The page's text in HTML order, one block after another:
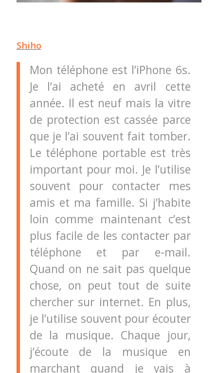
Shiho
Mon téléphone est l’iPhone 6s.
Je l’ai acheté en avril cette
année. Il est neuf mais la vitre
de protection est cassée parce
que je l’ai souvent fait tomber.
Le téléphone portable est très
important pour moi. Je l’utilise
souvent pour contacter mes
amis et ma famille. Si j’habite
loin comme maintenant c’est
plus facile de les contacter par
téléphone et par e-mail.
Quand on ne sait pas quelque
chose, on peut tout de suite
chercher sur internet. En plus,
je l’utilise souvent pour écouter
de la musique. Chaque jour,
j’écoute de la musique en
marchant quand je vais à